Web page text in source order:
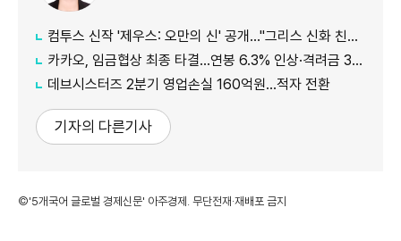
컴투스 신작 '제우스: 오만의 신' 공개…"그리스 신화 친숙함에 신선함 더했다"
카카오, 임금협상 최종 타결…연봉 6.3% 인상·격려금 300만원
데브시스터즈 2분기 영업손실 160억원…적자 전환
기자의 다른기사
©'5개국어 글로벌 경제신문' 아주경제. 무단전재·재배포 금지